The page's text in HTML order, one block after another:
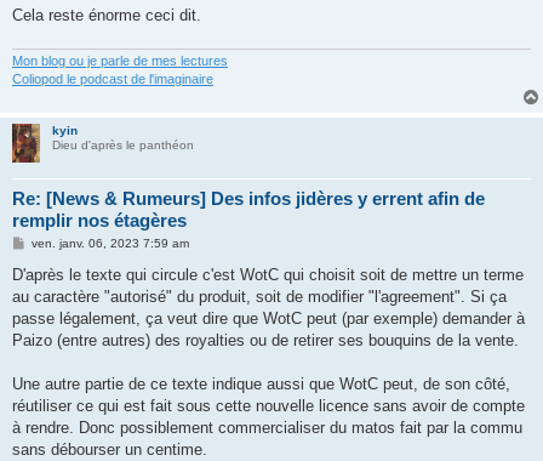
Cela reste énorme ceci dit.
Mon blog ou je parle de mes lectures
Coliopod le podcast de l'imaginaire
kyin
Dieu d'après le panthéon
Re: [News & Rumeurs] Des infos jidères y errent afin de
remplir nos étagères
M
s
a
g
ven. janv. 06, 2023 7:59 am
D'après le texte qui circule c'est WotC qui choisit soit de mettre un terme
au caractère "autorisé" du produit, soit de modifier "l'agreement". Si ça
passe légalement, ça veut dire que WotC peut (par exemple) demander à
Paizo (entre autres) des royalties ou de retirer ses bouquins de la vente.
Une autre partie de ce texte indique aussi que WotC peut, de son côté,
réutiliser ce qui est fait sous cette nouvelle licence sans avoir de compte
à rendre. Donc possiblement commercialiser du matos fait par la commu
sans débourser un centime.